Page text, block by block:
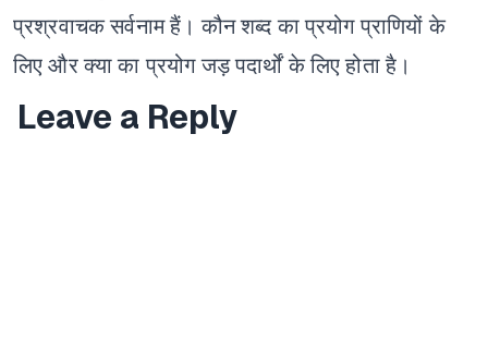
प्रश्रवाचक सर्वनाम हैं। कौन शब्द का प्रयोग प्राणियों के
लिए और क्या का प्रयोग जड़ पदार्थों के लिए होता है।​
Leave a Reply